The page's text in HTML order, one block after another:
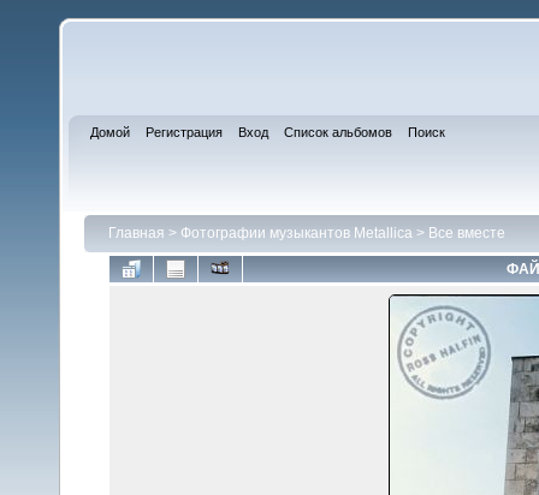
Домой Регистрация Вход Список альбомов Поиск
Главная > Фотографии музыкантов Metallica > Все вместе